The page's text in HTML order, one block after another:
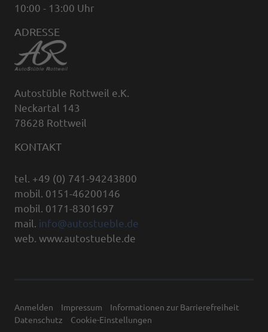
10:00 - 13:00 Uhr
ADRESSE
Autostüble Rottweil e.K.
Neckartal 143
78628 Rottweil
KONTAKT
tel. +49 (0) 741-94243800
mobil. 0151-46200146
mobil. 0171-8301697
mail. info@autostueble.de
web. www.autostueble.de
Anmelden Impressum
Informationen zur Barrierefreiheit
Datenschutz
Cookie-Einstellungen